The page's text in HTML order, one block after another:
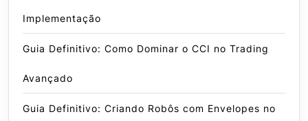
Implementação
Guia Definitivo: Como Dominar o CCI no Trading
Avançado
Guia Definitivo: Criando Robôs com Envelopes no